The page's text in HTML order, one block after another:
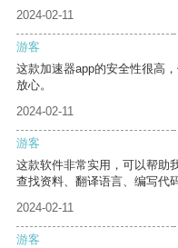
2024-02-11
游客
这款加速器app的安全性很高
放心。
2024-02-11
游客
这款软件非常实用，可以帮助
查找资料、翻译语言、编写代
2024-02-11
游客